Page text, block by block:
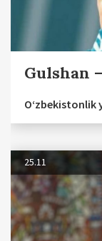
Gulshan
O‘zbekistonlik
25.11